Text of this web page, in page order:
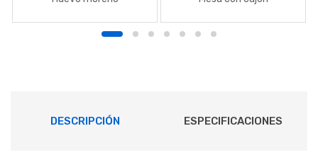
DESCRIPCIÓN ESPECIFICACIONES